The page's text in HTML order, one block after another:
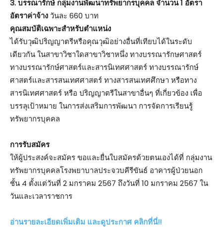
3. บรรณารักษ์ กลุ่มงานพัฒนาทรัพยากรบุคคล จำนวน 1 อัตรา
อัตราค่าจ้าง วันละ 660 บาท
คุณสมบัติเฉพาะสำหรับตำแหน่ง
ได้รับวุฒิปริญญาตรีหรือคุณวุฒิอย่างอื่นที่เทียบได้ในระดับ
เดียวกัน ในสาขาวิชาใดสาขาวิชาหนึ่ง ทางบรรณารักษศาสตร์
ทางบรรณารักษ์ศาสตร์และสารนิเทศศาสตร์ ทางบรรณารักษ์
ศาสตร์และสารสนเทศศาสตร์ ทางสารสนเทศศึกษา หรือทาง
สารนิเทศศาสตร์ หรือ ปริญญาตรีในสาขาอื่นๆ ที่เกี่ยวข้อง เพื่อ
บรรลุเป้าหมาย ในการส่งเสริมการพัฒนา การจัดการเรียนรู้
ทรัพยากรบุคคล
การรับสมัคร
ให้ผู้ประสงค์จะสมัคร ขอและยื่นใบสมัครด้วยตนเองได้ที่ กลุ่มงาน
ทรัพยากรบุคคลโรงพยาบาลประจวบคีรีขันธ์ อาคารผู้ป่วยนอก
ชั้น 4 ตั้งแต่วันที่ 2 มกราคม 2567 ถึงวันที่ 10 มกราคม 2567 ใน
วันและเวลาราชการ
อ่านรายละเอียดเพิ่มเติม และดูประกาศ คลิกที่นี่!!